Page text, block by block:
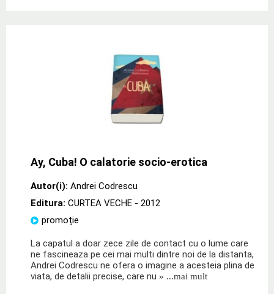
Ay, Cuba! O calatorie socio-erotica
Autor(i): Andrei Codrescu
Editura: CURTEA VECHE - 2012
promoție
La capatul a doar zece zile de contact cu o lume care
ne fascineaza pe cei mai multi dintre noi de la distanta,
Andrei Codrescu ne ofera o imagine a acesteia plina de
viata, de detalii precise, care nu » ...mai mult